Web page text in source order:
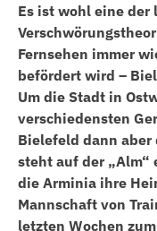
Es ist wohl eine der
Fernsehen immer
befördert wird –
Um die Stadt in
verschiedensten
Bielefeld dann aber
steht auf der
die Arminia ihre
Mannschaft von
letzten Wochen